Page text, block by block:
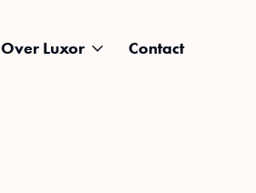
Over Luxor
Contact